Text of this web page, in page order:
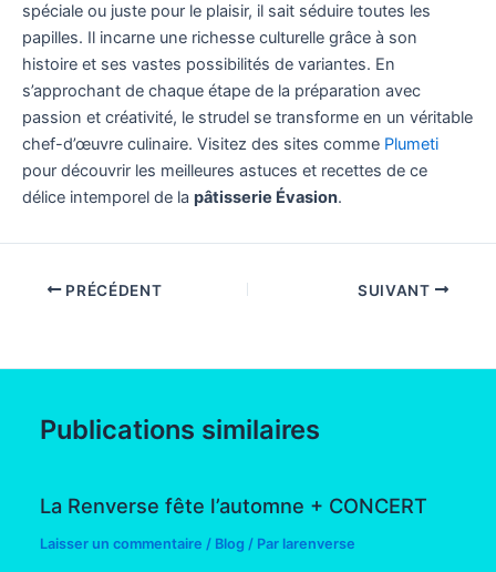
spéciale ou juste pour le plaisir, il sait séduire toutes les
papilles. Il incarne une richesse culturelle grâce à son
histoire et ses vastes possibilités de variantes. En
s’approchant de chaque étape de la préparation avec
passion et créativité, le strudel se transforme en un véritable
chef-d’œuvre culinaire. Visitez des sites comme Plumeti
pour découvrir les meilleures astuces et recettes de ce
délice intemporel de la pâtisserie Évasion.
PRÉCÉDENT SUIVANT
Publications similaires
La Renverse fête l’automne + CONCERT
Laisser un commentaire / Blog / Par larenverse